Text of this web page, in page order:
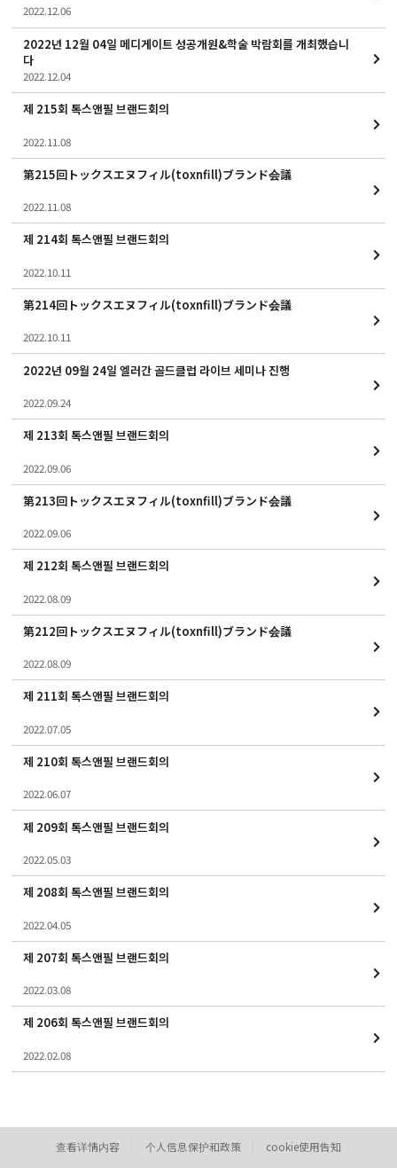
2022.12.06
2022년 12월 04일 메디게이트 성공개원&학술 박람회를 개최했습니
다
2022.12.04
제 215회 톡스앤필 브랜드회의
2022.11.08
第215回トックスエヌフィル(toxnfill)ブランド会議
2022.11.08
제 214회 톡스앤필 브랜드회의
2022.10.11
第214回トックスエヌフィル(toxnfill)ブランド会議
2022.10.11
2022년 09월 24일 엘러간 골드클럽 라이브 세미나 진행
2022.09.24
제 213회 톡스앤필 브랜드회의
2022.09.06
第213回トックスエヌフィル(toxnfill)ブランド会議
2022.09.06
제 212회 톡스앤필 브랜드회의
2022.08.09
第212回トックスエヌフィル(toxnfill)ブランド会議
2022.08.09
제 211회 톡스앤필 브랜드회의
2022.07.05
제 210회 톡스앤필 브랜드회의
2022.06.07
제 209회 톡스앤필 브랜드회의
2022.05.03
제 208회 톡스앤필 브랜드회의
2022.04.05
제 207회 톡스앤필 브랜드회의
2022.03.08
제 206회 톡스앤필 브랜드회의
2022.02.08
查看详情内容 个人信息保护和政策 cookie使用告知